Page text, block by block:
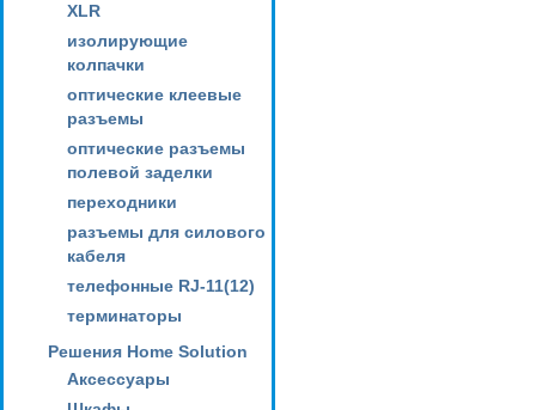
XLR
изолирующие
колпачки
оптические клеевые
разъемы
оптические разъемы
полевой заделки
переходники
разъемы для силового
кабеля
телефонные RJ-11(12)
терминаторы
Решения Home Solution
Аксессуары